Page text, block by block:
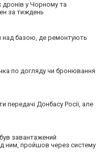
дронів у Чорному та
за тиждень
над базою, де ремонтують
по догляду чи бронювання
передачі Донбасу Росії, але
завантажений
ним, пройшов через систему